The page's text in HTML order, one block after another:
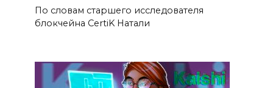
По словам старшего исследователя
блокчейна CertiK Натали